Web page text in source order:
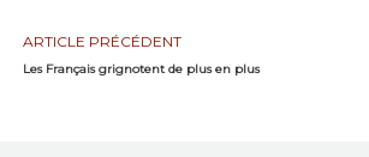
ARTICLE PRÉCÉDENT
Les Français grignotent de plus en plus